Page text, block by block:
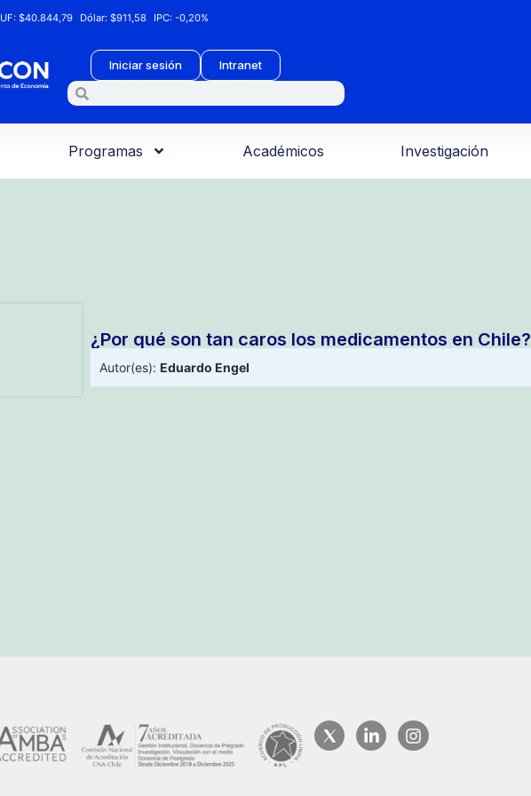
UF:$40.844,79 Dólar:$911,58 IPC:-0,20%
Iniciar sesión Intranet
Programas Académicos Investigación
¿Por qué son tan caros los medicamentos en Chile?
Autor(es): Eduardo Engel